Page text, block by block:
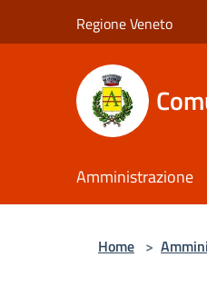
Regione Veneto
Amministrazione
Home >